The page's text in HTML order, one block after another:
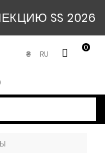
SS 2026
0
RU
₴